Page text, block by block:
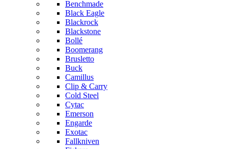
Benchmade
Black Eagle
Blackrock
Blackstone
Bollé
Boomerang
Brusletto
Buck
Camillus
Clip & Carry
Cold Steel
Cytac
Emerson
Engarde
Exotac
Fallkniven